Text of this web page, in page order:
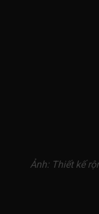
Ảnh: Thiết kế